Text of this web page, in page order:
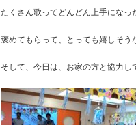
たくさん歌ってどんどん上手になっ
褒めてもらって、とっても嬉しそ
そして、今日は、お家の方と協力し